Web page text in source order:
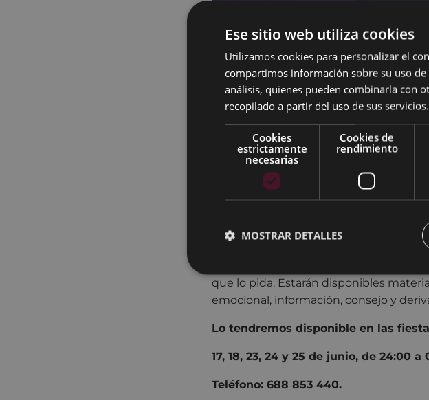
Sexu-Bizi es un servicio que
que lo pida. Estarán disponibles
emocional, información, consejo y
Lo tendremos disponible en las
17, 18, 23, 24 y 25 de junio, de 24:00
Teléfono: 688 853 440.
Ese sitio web utiliza cookies
Utilizamos cookies para personalizar el
compartimos información sobre su uso
análisis, quienes pueden combinarla con
recopilado a partir del uso de sus servicios.
Cookies
estrictamente
necesarias
Cookies de
rendimiento
MOSTRAR DETALLES